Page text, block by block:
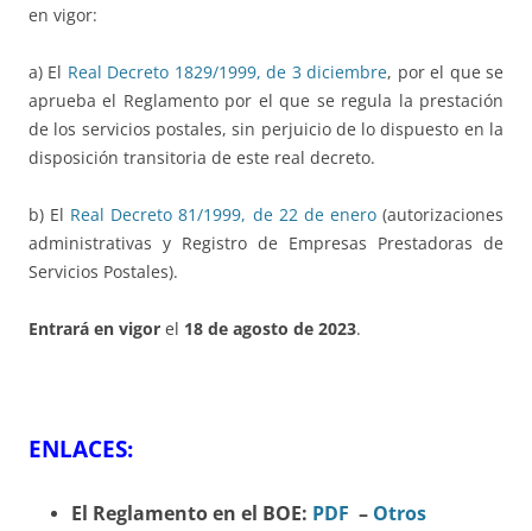
en vigor:
a) El Real Decreto 1829/1999, de 3 diciembre, por el que se
aprueba el Reglamento por el que se regula la prestación
de los servicios postales, sin perjuicio de lo dispuesto en la
disposición transitoria de este real decreto.
b) El Real Decreto 81/1999, de 22 de enero(autorizaciones
administrativas y Registro de Empresas Prestadoras de
Servicios Postales).
Entrará en vigor el 18 de agosto de 2023.
ENLACES:
El Reglamento en el BOE: PDF – Otros